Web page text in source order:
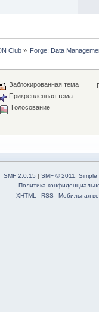
Club» Forge: Data
Заблокированная тема
Прикрепленная тема
Голосование
SMF 2.0.15 | SMF © 2011
Simple
Политика
XHTML
RSS Мобильная